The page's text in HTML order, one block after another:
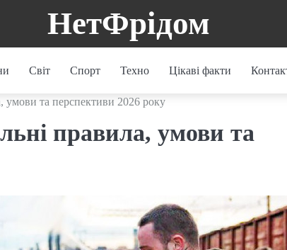
НетФрідом
Світ Спорт Техно Цікаві факти
умови та перспективи 2026 року
правила, умови та